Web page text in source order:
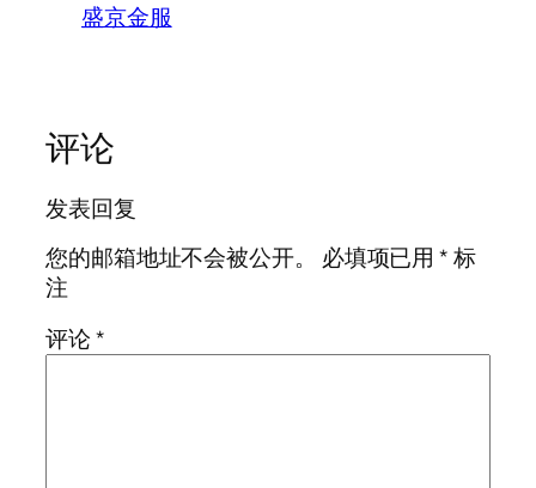
盛京金服
评论
发表回复
您的邮箱地址不会被公开。
必填项已用*标
注
评论*